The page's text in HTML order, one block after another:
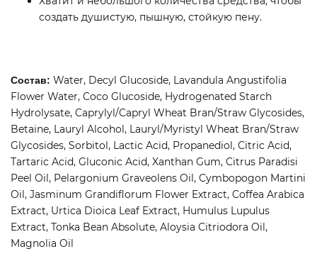
создать душистую, пышную, стойкую пену.
Состав: Water, Decyl Glucoside, Lavandula Angustifolia
Flower Water, Coco Glucoside, Hydrogenated Starch
Hydrolysate, Caprylyl/Capryl Wheat Bran/Straw Glycosides,
Betaine, Lauryl Alcohol, Lauryl/Myristyl Wheat Bran/Straw
Glycosides, Sorbitol, Lactic Acid, Propanediol, Citric Acid,
Tartaric Acid, Gluconic Acid, Xanthan Gum, Citrus Paradisi
Peel Oil, Pelargonium Graveolens Oil, Cymbopogon Martini
Oil, Jasminum Grandiflorum Flower Extract, Coffea Arabica
Extract, Urtica Dioica Leaf Extract, Humulus Lupulus
Extract, Tonka Bean Absolute, Aloysia Citriodora Oil,
Magnolia Oil